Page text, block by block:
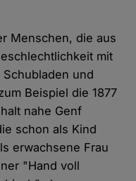
Menschen, die aus
mit
und
Beispiel die 1877
nahe Genf
schon als Kind
erwachsene Frau
"Hand voll